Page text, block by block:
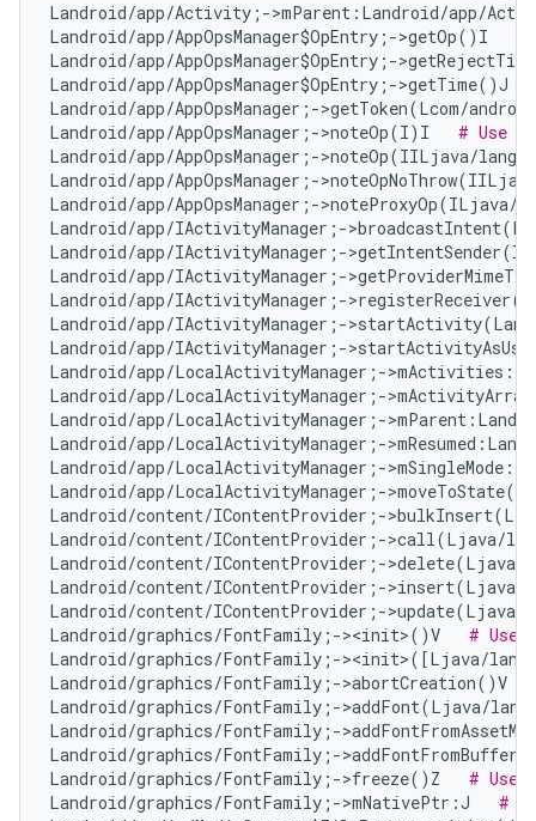
Landroid/app/Activity;->mParent:Landroid/app/
Landroid/app/AppOpsManager$OpEntry;->getOp()I
Landroid/app/AppOpsManager$OpEntry;-
Landroid/app/AppOpsManager$OpEntry;->getTime()J
Landroid/app/AppOpsManager;->getToken(Lcom/
Landroid/app/AppOpsManager;->noteOp(I)I # Use
Landroid/app/AppOpsManager;->noteOp(IILjava/
Landroid/app/AppOpsManager;-
Landroid/app/AppOpsManager;-
Landroid/app/IActivityManager;-
Landroid/app/IActivityManager;-
Landroid/app/IActivityManager;-
Landroid/app/IActivityManager;-
Landroid/app/IActivityManager;-
Landroid/app/IActivityManager;-
Landroid/app/LocalActivityManager;-
Landroid/app/LocalActivityManager;-
Landroid/app/LocalActivityManager;-
Landroid/app/LocalActivityManager;-
Landroid/app/LocalActivityManager;-
Landroid/app/LocalActivityManager;-
Landroid/content/IContentProvider;-
Landroid/content/IContentProvider;->call(Ljava/
Landroid/content/IContentProvider;-
Landroid/content/IContentProvider;-
Landroid/content/IContentProvider;-
Landroid/graphics/FontFamily;-><init>()V # Use
Landroid/graphics/FontFamily;-><init>([Ljava/
Landroid/graphics/FontFamily;->abortCreation()V
Landroid/graphics/FontFamily;->addFont(Ljava/
Landroid/graphics/FontFamily;-
Landroid/graphics/FontFamily;-
Landroid/graphics/FontFamily;->freeze()Z # Use
Landroid/graphics/FontFamily;->mNativePtr:J #